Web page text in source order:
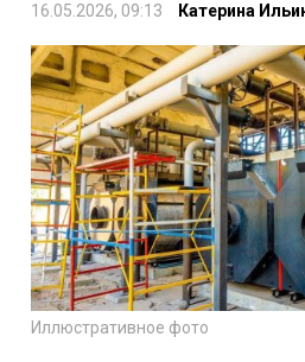
16.05.2026, 09:13 Катерина
Иллюстративное фото